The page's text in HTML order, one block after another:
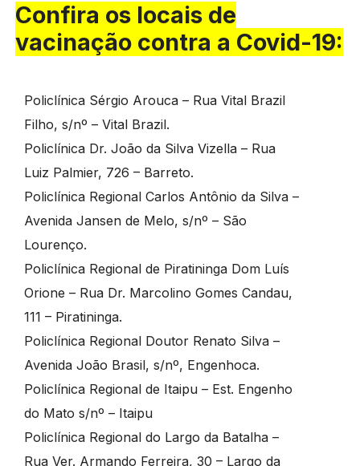
Confira os locais de
vacinação contra a Covid-19:
Policlínica Sérgio Arouca – Rua Vital Brazil
Filho, s/nº – Vital Brazil.
Policlínica Dr. João da Silva Vizella – Rua
Luiz Palmier, 726 – Barreto.
Policlínica Regional Carlos Antônio da Silva –
Avenida Jansen de Melo, s/nº – São
Lourenço.
Policlínica Regional de Piratininga Dom Luís
Orione – Rua Dr. Marcolino Gomes Candau,
111 – Piratininga.
Policlínica Regional Doutor Renato Silva –
Avenida João Brasil, s/nº, Engenhoca.
Policlínica Regional de Itaipu – Est. Engenho
do Mato s/nº – Itaipu
Policlínica Regional do Largo da Batalha –
Rua Ver. Armando Ferreira, 30 – Largo da